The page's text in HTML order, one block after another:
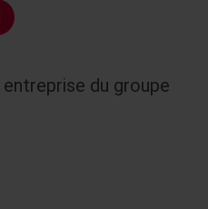
du groupe